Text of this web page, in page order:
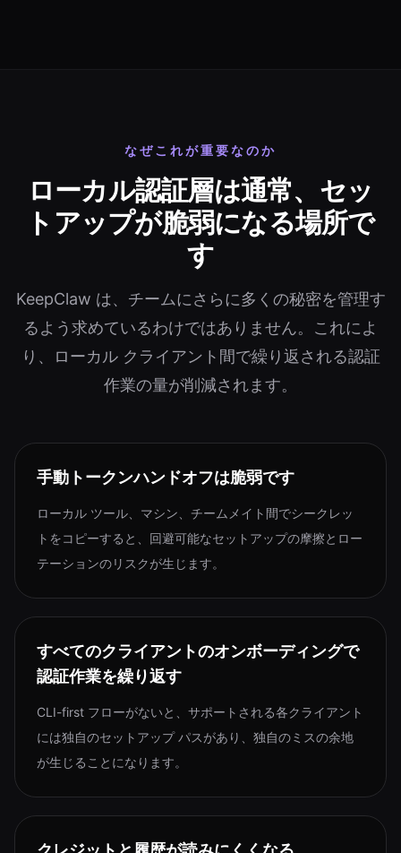
なぜこれが重要なのか
ローカル認証層は通常、セッ
トアップが脆弱になる場所で
す
KeepClaw は、チームにさらに多くの秘密を管理す
るよう求めているわけではありません。これによ
り、ローカル クライアント間で繰り返される認証
作業の量が削減されます。
手動トークンハンドオフは脆弱です
ローカル ツール、マシン、チームメイト間でシークレッ
トをコピーすると、回避可能なセットアップの摩擦とロー
テーションのリスクが生じます。
すべてのクライアントのオンボーディングで
認証作業を繰り返す
CLI-first フローがないと、サポートされる各クライアント
には独自のセットアップ パスがあり、独自のミスの余地
が生じることになります。